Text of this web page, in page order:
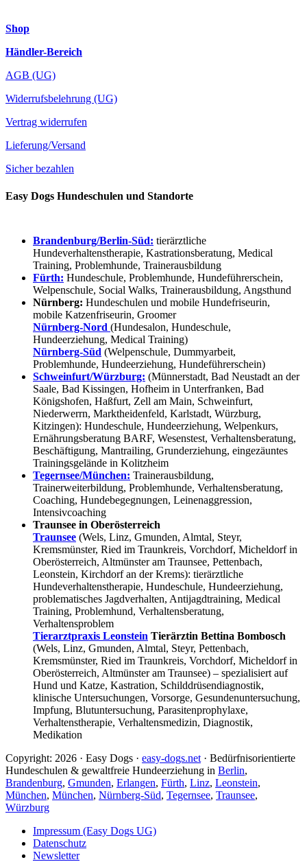
Shop
Händler-Bereich
AGB (UG)
Widerrufsbelehrung (UG)
Vertrag widerrufen
Lieferung/Versand
Sicher bezahlen
Easy Dogs Hundeschulen und Standorte
Brandenburg/Berlin-Süd: tierärztliche
Hundeverhaltenstherapie, Kastrationsberatung, Medical
Training, Problemhunde, Trainerausbildung
Fürth: Hundeschule, Problemhunde, Hundeführerschein,
Welpenschule, Social Walks, Trainerausbildung, Angsthund
Nürnberg: Hundeschulen und mobile Hundefriseurin,
mobile Katzenfriseurin, Groomer
Nürnberg-Nord (Hundesalon, Hundeschule,
Hundeerziehung, Medical Training)
Nürnberg-Süd (Welpenschule, Dummyarbeit,
Problemhunde, Hundeerziehung, Hundeführerschein)
Schweinfurt/Würzburg: (Münnerstadt, Bad Neustadt an der
Saale, Bad Kissingen, Hofheim in Unterfranken, Bad
Königshofen, Haßfurt, Zell am Main, Schweinfurt,
Niederwerrn, Marktheidenfeld, Karlstadt, Würzburg,
Kitzingen): Hundeschule, Hundeerziehung, Welpenkurs,
Ernährungsberatung BARF, Wesenstest, Verhaltensberatung,
Beschäftigung, Mantrailing, Grunderziehung, eingezäuntes
Trainingsgelände in Kolitzheim
Tegernsee/München: Trainerausbildung,
Trainerweiterbildung, Problemhunde, Verhaltensberatung,
Coaching, Hundebegegnungen, Leinenaggression,
Intensivcoaching
Traunsee in Oberösterreich
Traunsee (Wels, Linz, Gmunden, Almtal, Steyr,
Kremsmünster, Ried im Traunkreis, Vorchdorf, Micheldorf in
Oberösterreich, Altmünster am Traunsee, Pettenbach,
Leonstein, Kirchdorf an der Krems): tierärztliche
Hundeverhaltenstherapie, Hundeschule, Hundeerziehung,
problematisches Jagdverhalten, Antijagdtraining, Medical
Training, Problemhund, Verhaltensberatung,
Verhaltensproblem
Tierarztpraxis Leonstein Tierärztin Bettina Bombosch
(Wels, Linz, Gmunden, Almtal, Steyr, Pettenbach,
Kremsmünster, Ried im Traunkreis, Vorchdorf, Micheldorf in
Oberösterreich, Altmünster am Traunsee) – spezialisiert auf
Hund und Katze, Kastration, Schilddrüsendiagnostik,
klinische Untersuchungen, Vorsorge, Gesundenuntersuchung,
Impfung, Blutuntersuchung, Parasitenprophylaxe,
Verhaltenstherapie, Verhaltensmedizin, Diagnostik,
Medikation
Copyright: 2026 · Easy Dogs · easy-dogs.net · Bedürfnisorientierte
Hundeschulen & gewaltfreie Hundeerziehung in Berlin,
Brandenburg, Gmunden, Erlangen, Fürth, Linz, Leonstein,
München, München, Nürnberg-Süd, Tegernsee, Traunsee,
Würzburg
Impressum (Easy Dogs UG)
Datenschutz
Newsletter